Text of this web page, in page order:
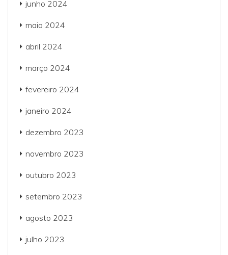
junho 2024
maio 2024
abril 2024
março 2024
fevereiro 2024
janeiro 2024
dezembro 2023
novembro 2023
outubro 2023
setembro 2023
agosto 2023
julho 2023